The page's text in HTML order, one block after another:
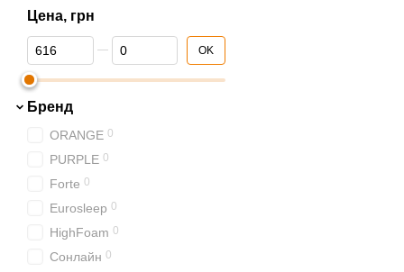
Матрасы топперы 160х190
Матрасы топперы 160х200
кокосом 0
Матрасы TVSHOP
Цена, грн
От Цена, грн
До Цена, грн OK
Бренд
ORANGE 0
PURPLE 0
Forte 0
Eurosleep 0
HighFoam 0
Сонлайн 0